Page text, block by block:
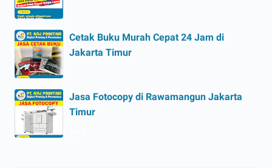
Cetak Buku Murah Cepat 24 Jam di
Jakarta Timur
Jasa Fotocopy di Rawamangun Jakarta
Timur